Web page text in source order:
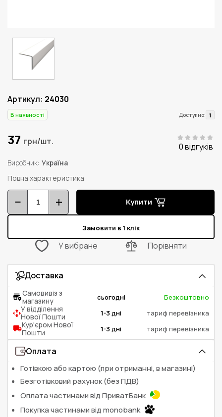
В наявності Доступно: 1
Артикул: 24030
37 грн/шт. 0 відгуків
Виробник Україна
Повна характеристика
Купити
Замовити в 1 клік
У вибране Порівняти
Доставка
Самовивіз з
магазину
сьогодні Безкоштовно
У відділення
Нової Пошти
1-3 дні тариф перевізника
Кур'єром Нової
Пошти
1-3 дні тариф перевізника
Оплата
Готівкою або картою (при отриманні, в магазині)
Безготівковий рахунок (без ПДВ)
Оплата частинами від ПриватБанк
Покупка частинами від monobank